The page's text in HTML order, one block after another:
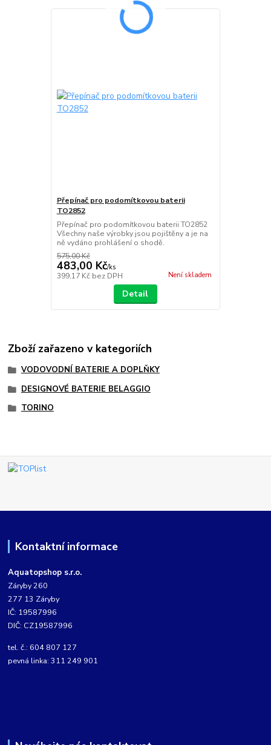
Přepínač pro podomítkovou baterii
TO2852
Přepínač pro podomítkovou baterii TO2852
Všechny naše výrobky jsou pojištěny a je na
ně vydáno prohlášení o shodě.
575,00 Kč
483,00 Kč/ks
399,17 Kč bez DPH Není skladem
Detail
Zboží zařazeno v kategoriích
VODOVODNÍ BATERIE A DOPLŇKY
DESIGNOVÉ BATERIE BELAGGIO
TORINO
Kontaktní informace
Aquatopshop s.r.o.
Záryby 260
277 13 Záryby
IČ: 19587996
DIČ: CZ19587996
tel. č.: 604 807 127
pevná linka: 311 249 901